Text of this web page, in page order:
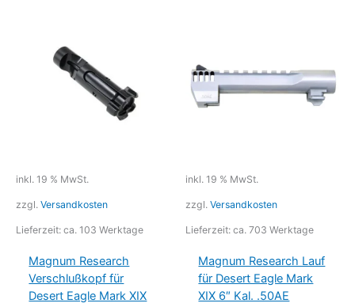
inkl. 19 % MwSt.
zzgl. Versandkosten
Lieferzeit: ca. 103 Werktage
Magnum Research
Verschlußkopf für
Desert Eagle Mark XIX
inkl. 19 % MwSt.
zzgl. Versandkosten
Lieferzeit: ca. 703 Werktage
Magnum Research Lauf
für Desert Eagle Mark
XIX 6″ Kal. .50AE